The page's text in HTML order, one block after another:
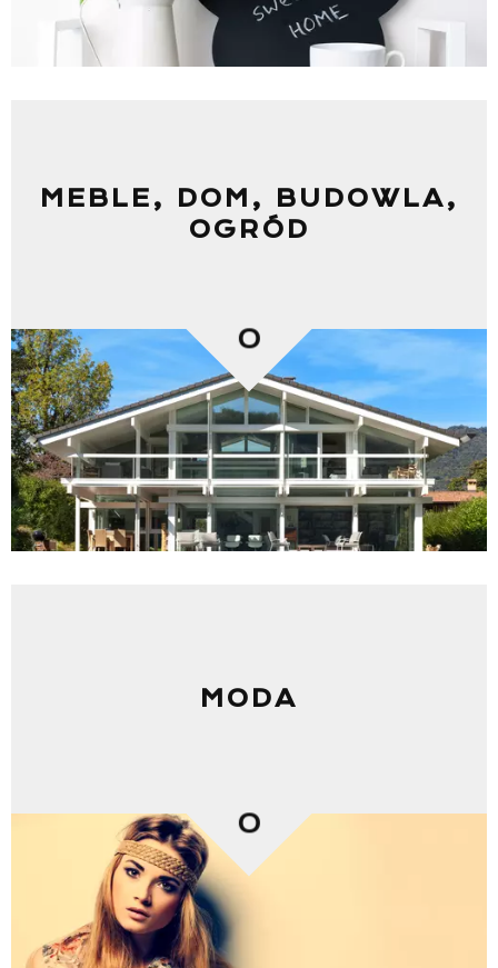
MEBLE, DOM, BUDOWLA,
OGRÓD
0
MODA
0